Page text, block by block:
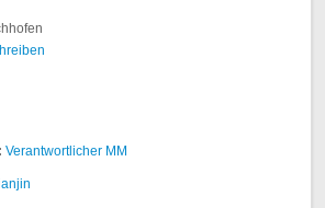
Verantwortlicher MM